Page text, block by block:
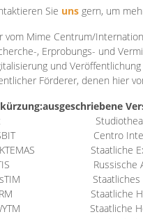
Sie uns gern, um
vom Mime Centrum/
, Erprobungs- und
und
Förderer, denen hier
ausgeschriebene
Centro
Staatliche
Russische
Staatliche
Staatliche